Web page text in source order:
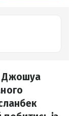
Джошуа